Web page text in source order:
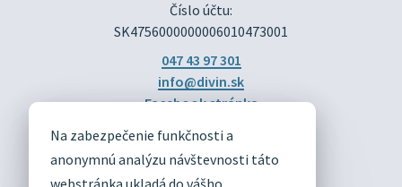
Na zabezpečenie funkčnosti a
anonymnú analýzu návštevnosti táto
webstránka ukladá do vášho
DIVÍN
OFICIÁLNE STRÁNKY
Číslo účtu:
SK4756000000006010473001
047 43 97 301
info@divin.sk
Facebook stránka